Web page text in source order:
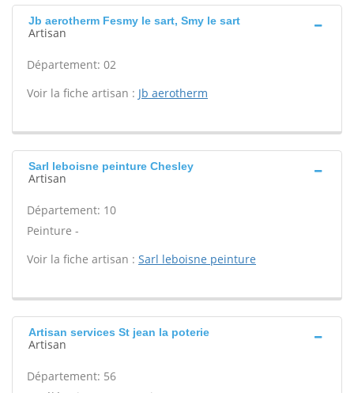
Jb aerotherm Fesmy le sart, Smy le sart
Artisan
Département: 02
Voir la fiche artisan : Jb aerotherm
Sarl leboisne peinture Chesley
Artisan
Département: 10
Peinture -
Voir la fiche artisan : Sarl leboisne peinture
Artisan services St jean la poterie
Artisan
Département: 56